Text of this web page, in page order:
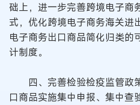
础上，进一步完善跨境电子商
式，优化跨境电子商务海关进
电子商务出口商品简化归类的
计制度。
四、完善检验检疫监管政
口商品实施集中申报、集中查